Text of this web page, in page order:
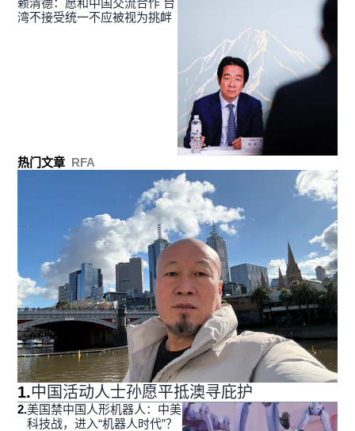
湾不接受统一不应被视为挑衅
热门文章 RFA
1.中国活动人士孙愿平抵澳寻庇护
2.美国禁中国人形机器人：中美
科技战，进入“机器人时代”？